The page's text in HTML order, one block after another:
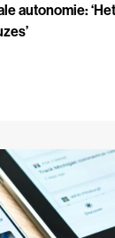
autonomie: ‘Het